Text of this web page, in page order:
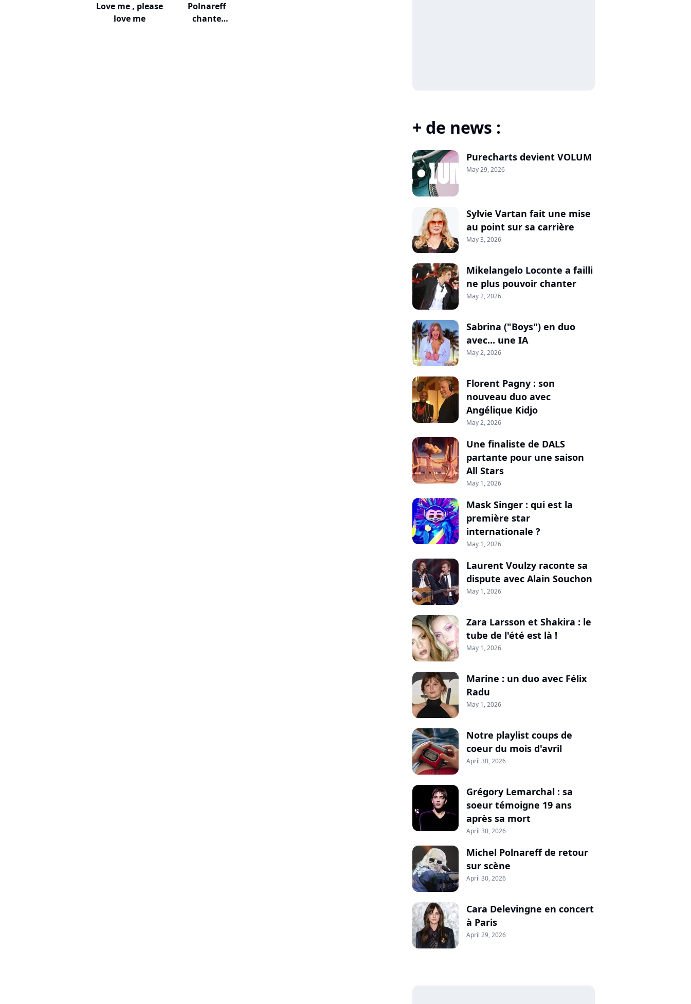
Love me , please
love me
Polnareff
chante
+ de news :
Purecharts devient VOLUM
May 29, 2026
Sylvie Vartan fait une mise
au point sur sa carrière
May 3, 2026
Mikelangelo Loconte a failli
ne plus pouvoir chanter
May 2, 2026
Sabrina ("Boys") en duo
avec... une IA
May 2, 2026
Florent Pagny : son
nouveau duo avec
Angélique Kidjo
May 2, 2026
Une finaliste de DALS
partante pour une saison
All Stars
May 1, 2026
Mask Singer : qui est la
première star
internationale ?
May 1, 2026
Laurent Voulzy raconte sa
dispute avec Alain Souchon
May 1, 2026
Zara Larsson et Shakira : le
tube de l'été est là !
May 1, 2026
Marine : un duo avec Félix
Radu
May 1, 2026
Notre playlist coups de
coeur du mois d'avril
April 30, 2026
Grégory Lemarchal : sa
soeur témoigne 19 ans
après sa mort
April 30, 2026
Michel Polnareff de retour
sur scène
April 30, 2026
Cara Delevingne en concert
à Paris
April 29, 2026